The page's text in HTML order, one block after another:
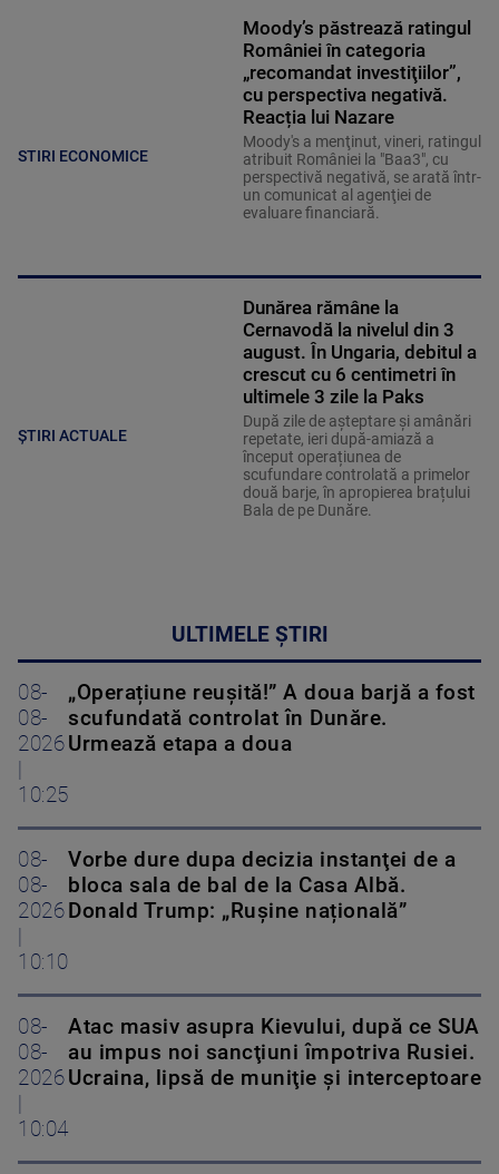
STIRI ECONOMICE
Moody’s păstrează ratingul
României în categoria
„recomandat investiţiilor”,
cu perspectiva negativă.
Reacția lui Nazare
Moody's a menţinut, vineri, ratingul
atribuit României la "Baa3", cu
perspectivă negativă, se arată într-
un comunicat al agenţiei de
evaluare financiară.
ȘTIRI ACTUALE
Dunărea rămâne la
Cernavodă la nivelul din 3
august. În Ungaria, debitul a
crescut cu 6 centimetri în
ultimele 3 zile la Paks
După zile de așteptare și amânări
repetate, ieri după-amiază a
început operațiunea de
scufundare controlată a primelor
două barje, în apropierea brațului
Bala de pe Dunăre.
ULTIMELE ȘTIRI
08-
08-
2026
|
10:25
„Operațiune reușită!” A doua barjă a fost
scufundată controlat în Dunăre.
Urmează etapa a doua
08-
08-
2026
|
10:10
Vorbe dure dupa decizia instanţei de a
bloca sala de bal de la Casa Albă.
Donald Trump: „Rușine națională”
08-
08-
2026
|
10:04
Atac masiv asupra Kievului, după ce SUA
au impus noi sancţiuni împotriva Rusiei.
Ucraina, lipsă de muniţie şi interceptoare